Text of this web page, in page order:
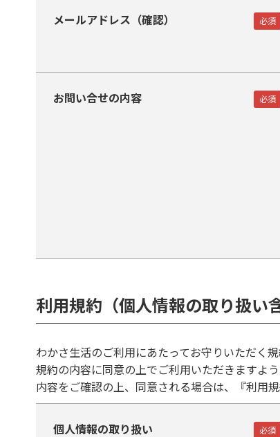
メールアドレス（確認）
お問い合せの内容
利用規約（個人情報の取り扱い
わかさ生活のご利用にあたってお守りいただく
規約の内容に同意の上でご利用いただきますよ
内容をご確認の上、同意される場合は、『利用
個人情報の取り扱い